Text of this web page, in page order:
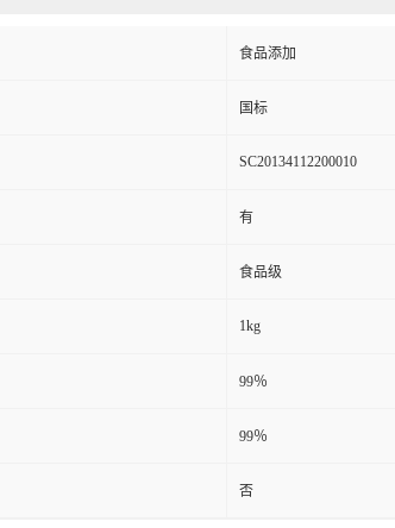
食品添加
国标
SC20134112200010
有
食品级
1kg
99％
99％
否